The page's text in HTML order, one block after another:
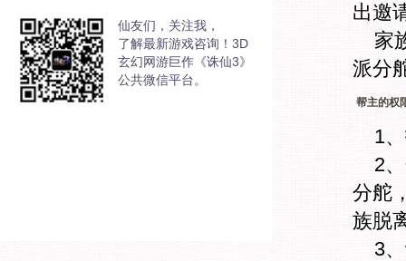
仙友们，关注我，
了解最新游戏咨询！3D
玄幻网游巨作《诛仙3》
公共微信平台。
出邀
家
派分
帮主的权
1
2
分舵
族脱
3